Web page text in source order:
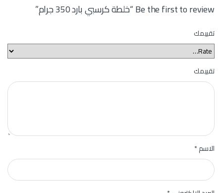
Be the first to review “خلطة كرسبي بارد 350 جرام”
تقييمك
تقييمك
الاسم*